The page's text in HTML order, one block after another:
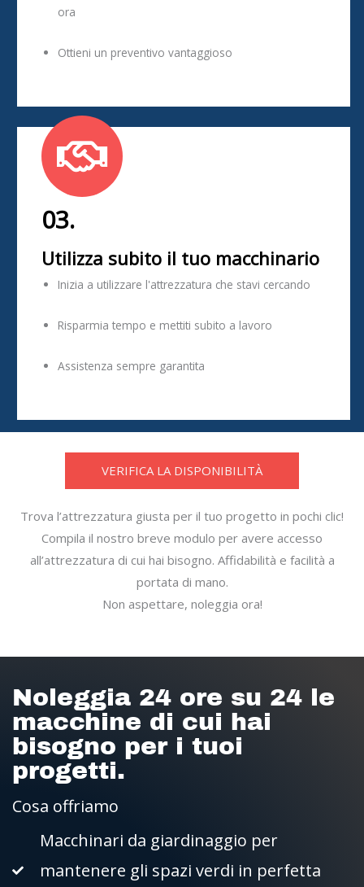
ora
Ottieni un preventivo vantaggioso
03.
Utilizza subito il tuo macchinario
Inizia a utilizzare l'attrezzatura che stavi cercando
Risparmia tempo e mettiti subito a lavoro
Assistenza sempre garantita
VERIFICA LA DISPONIBILITÀ
Trova l’attrezzatura giusta per il tuo progetto in pochi clic!
Compila il nostro breve modulo per avere accesso
all’attrezzatura di cui hai bisogno. Affidabilità e facilità a
portata di mano.
Non aspettare, noleggia ora!
Noleggia 24 ore su 24 le
macchine di cui hai
bisogno per i tuoi
progetti.
Cosa offriamo
Macchinari da giardinaggio per
mantenere gli spazi verdi in perfetta